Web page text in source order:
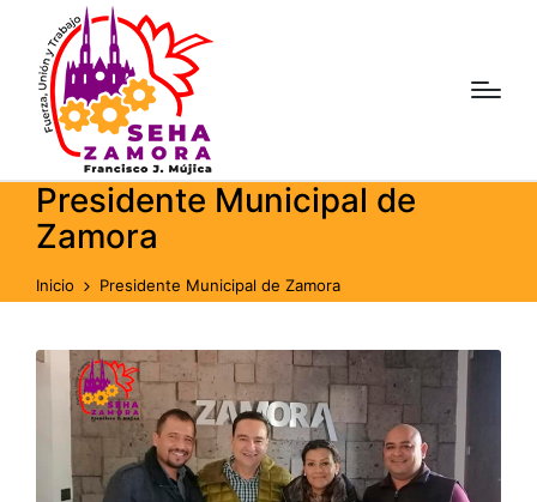
Presidente Municipal de
Zamora
Inicio Presidente Municipal de Zamora